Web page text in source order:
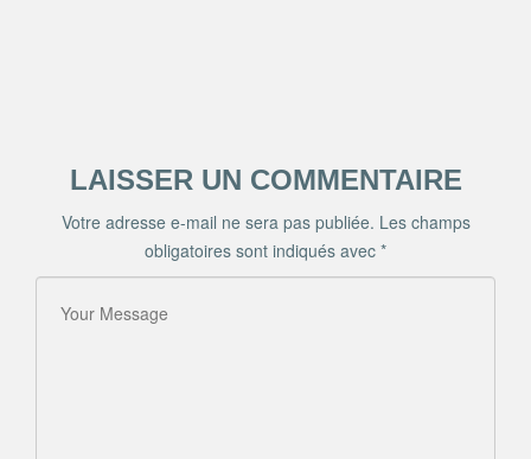
LAISSER UN COMMENTAIRE
Votre adresse e-mail ne sera pas publiée. Les champs
obligatoires sont indiqués avec *